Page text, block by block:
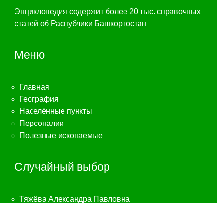
Энциклопедия содержит более 20 тыс. справочных
статей об Распублики Башкортостан
Меню
Главная
География
Населённые пункты
Персоналии
Полезные ископаемые
Случайный выбор
Тяжёва Александра Павловна